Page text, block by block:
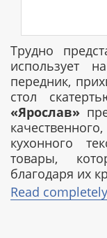
Трудно
использует
передник,
стол
«Ярослав»
кухонного
товары,
благодаря их
Каждая
Read completely